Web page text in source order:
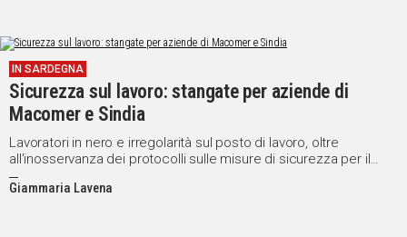
IN SARDEGNA
Sicurezza sul lavoro: stangate per aziende di
Macomer e Sindia
Lavoratori in nero e irregolarità sul posto di lavoro, oltre
all'inosservanza dei protocolli sulle misure di sicurezza per il
contenimento del Covid-19. Sanzioni pesanti per aziende e
rappresentanti legali
Giammaria Lavena